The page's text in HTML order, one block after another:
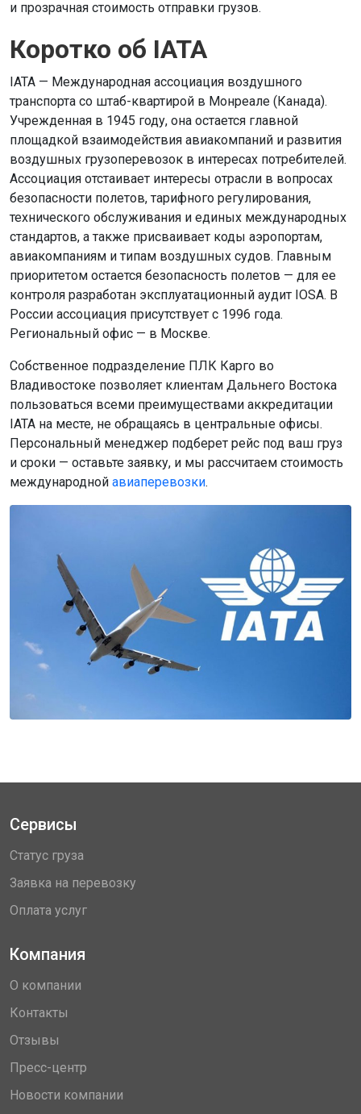
и прозрачная стоимость отправки грузов.
Коротко об IATA
IATA — Международная ассоциация воздушного
транспорта со штаб-квартирой в Монреале (Канада).
Учрежденная в 1945 году, она остается главной
площадкой взаимодействия авиакомпаний и развития
воздушных грузоперевозок в интересах потребителей.
Ассоциация отстаивает интересы отрасли в вопросах
безопасности полетов, тарифного регулирования,
технического обслуживания и единых международных
стандартов, а также присваивает коды аэропортам,
авиакомпаниям и типам воздушных судов. Главным
приоритетом остается безопасность полетов — для ее
контроля разработан эксплуатационный аудит IOSA. В
России ассоциация присутствует с 1996 года.
Региональный офис — в Москве.
Собственное подразделение ПЛК Карго во
Владивостоке позволяет клиентам Дальнего Востока
пользоваться всеми преимуществами аккредитации
IATA на месте, не обращаясь в центральные офисы.
Персональный менеджер подберет рейс под ваш груз
и сроки — оставьте заявку, и мы рассчитаем стоимость
международной авиаперевозки.
Сервисы
Статус груза
Заявка на перевозку
Оплата услуг
Компания
О компании
Контакты
Отзывы
Пресс-центр
Новости компании